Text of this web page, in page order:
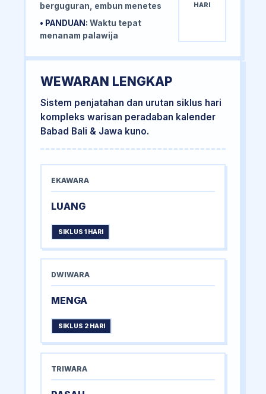
berguguran, embun menetes
• PANDUAN: Waktu tepat
menanam palawija
HARI
WEWARAN LENGKAP
Sistem penjatahan dan urutan siklus hari
kompleks warisan peradaban kalender
Babad Bali & Jawa kuno.
EKAWARA
LUANG
SIKLUS 1 HARI
DWIWARA
MENGA
SIKLUS 2 HARI
TRIWARA